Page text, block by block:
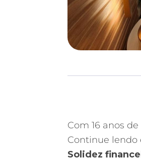
Com 16 anos
Continue lendo
Solidez